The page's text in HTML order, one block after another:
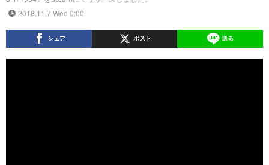
2018.11.7 Wed 0:00
シェア ポスト 送る